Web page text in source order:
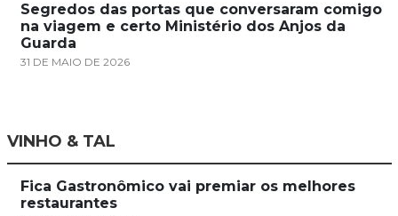
Segredos das portas que conversaram comigo
na viagem e certo Ministério dos Anjos da
Guarda
31 DE MAIO DE 2026
VINHO & TAL
Fica Gastronômico vai premiar os melhores
restaurantes